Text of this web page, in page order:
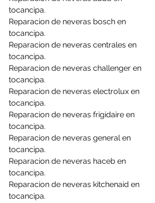
tocancipa.
Reparacion de neveras bosch en
tocancipa.
Reparacion de neveras centrales en
tocancipa.
Reparacion de neveras challenger en
tocancipa.
Reparacion de neveras electrolux en
tocancipa.
Reparacion de neveras frigidaire en
tocancipa.
Reparacion de neveras general en
tocancipa.
Reparacion de neveras haceb en
tocancipa.
Reparacion de neveras kitchenaid en
tocancipa.